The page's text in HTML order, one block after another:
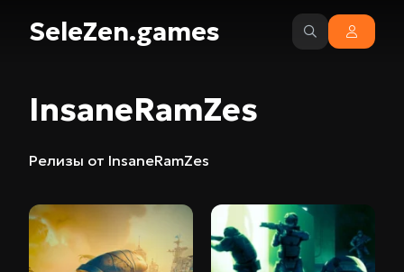
SeleZen.games
InsaneRamZes
Релизы от InsaneRamZes